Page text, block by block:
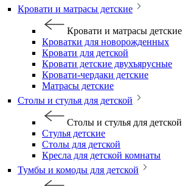
Кровати и матрасы детские
Кровати и матрасы детские
Кроватки для новорожденных
Кровати для детской
Кровати детские двухъярусные
Кровати-чердаки детские
Матрасы детские
Столы и стулья для детской
Столы и стулья для детской
Стулья детские
Столы для детской
Кресла для детской комнаты
Тумбы и комоды для детской